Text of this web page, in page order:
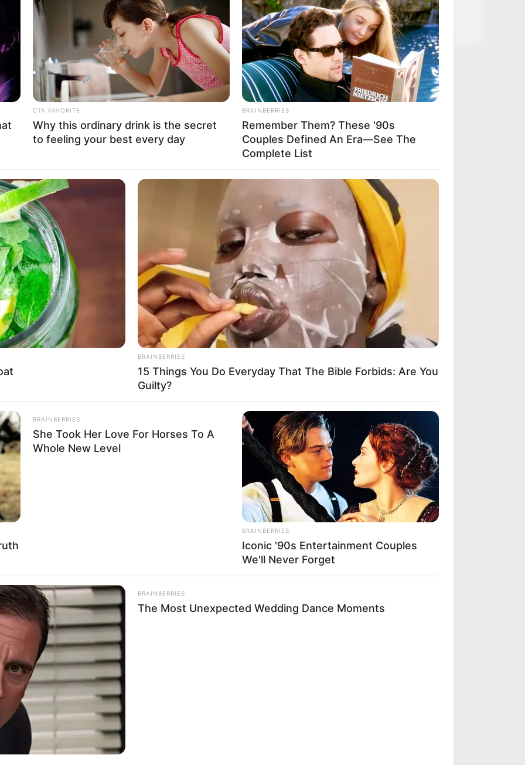
entre las
significa que es…
significa que es… Ver más
de mujer eres
su manera, desde tiempos antiguos se ha
aspectos de la personalidad. En este
ha sido objeto de curiosidad y análisis por
de morfopsicología. Según estas
tus piernas al estar de pie puede revelar
Salud
CTA FAVORITE
Why this ordinary drink is the secret
to feeling your best every day
BRAINBERRIES
Remember Them? These '90s
Couples Defined An Era—See The
Complete List
BRAINBERRIES
15 Things You Do Everyday That The Bible Forbids: Are You
Guilty?
BRAINBERRIES
She Took Her Love For Horses To A
Whole New Level
BRAINBERRIES
Iconic '90s Entertainment Couples
We'll Never Forget
BRAINBERRIES
The Most Unexpected Wedding Dance Moments